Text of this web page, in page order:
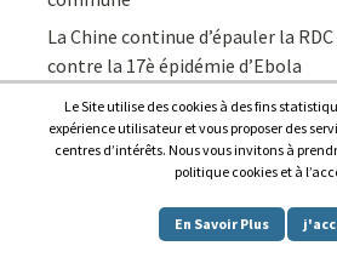
La Chine continue d’épauler la
contre la 17è épidémie d’Ebola
Afrique7, l’info du
Proudly powered by WordPress.| Theme:
Le Site utilise des cookies à des fins
expérience utilisateur et vous proposer des
centres d’intérêts. Nous vous invitons à
politique cookies et à
En Savoir Plus